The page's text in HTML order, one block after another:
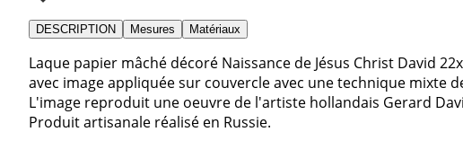
DESCRIPTION Mesures Matériaux
Laque papier mâché décoré Naissance de Jésus Christ David
avec image appliquée sur couvercle avec une technique mixte
L'image reproduit une oeuvre de l'artiste hollandais Gerard
Produit artisanale réalisé en Russie.